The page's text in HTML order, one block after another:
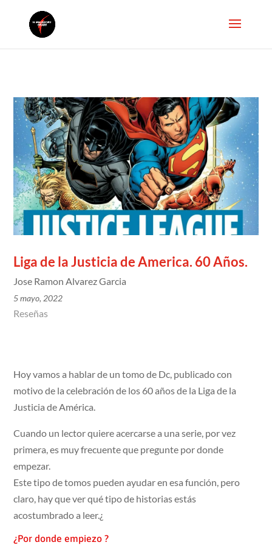
Liga de la Justicia de America. 60 Años.
Jose Ramon Alvarez Garcia
5 mayo, 2022
Reseñas
Hoy vamos a hablar de un tomo de Dc, publicado con
motivo de la celebración de los 60 años de la Liga de la
Justicia de América.
Cuando un lector quiere acercarse a una serie, por vez
primera, es muy frecuente que pregunte por donde
empezar.
Este tipo de tomos pueden ayudar en esa función, pero
claro, hay que ver qué tipo de historias estás
acostumbrado a leer.¿
¿Por donde empiezo ?